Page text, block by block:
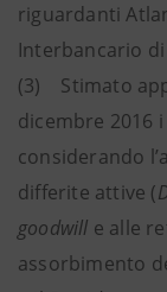
riguardanti
Interbancario
(3) Stimato
dicembre 2016
considerando
differite attive (
goodwill e alle
assorbimento